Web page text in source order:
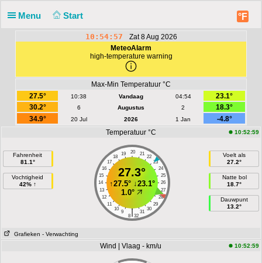
Menu Start °F
10:54:57
Zat 8 Aug 2026
MeteoAlarm
high-temperature warning
Max-Min Temperatuur °C
27.5°
10:38 Vandaag 04:54
23.1°
30.2°
6 Augustus 2
18.3°
34.9°
20 Jul 2026 1 Jan
-4.8°
Temperatuur °C
10:52:59
Fahrenheit
81.1°
Vochtigheid
42% ↑
20
19 21
18
22
17
23
16
24
15
25
14
26
13
27
12
28
11
29
10
30
9 31
|
8 32
27.3°
↑27.5°↓23.1°
1.0°
Voelt als
27.2°
Natte bol
18.7°
Dauwpunt
13.2°
Grafieken - Verwachting
Wind | Vlaag - km/u 10:52:59